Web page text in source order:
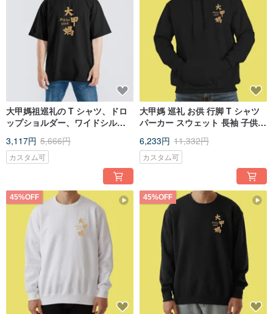
大甲媽祖巡礼の T シャツ、ドロ
ップショルダー、ワイドシルエ
ラック T
3,117円 5,666円
カスタム可
大甲媽 巡礼 お供 行脚 T シャツ
パーカー スウェット 長袖 子供服
6,233円 11,332円
カスタム可
45%OFF 45%OFF